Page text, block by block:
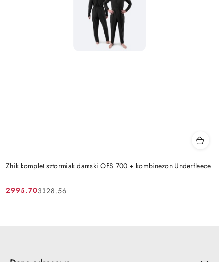
Zhik komplet sztormiak damski OFS 700 + kombinezon Underfleece
Cena
2995.70
Cena
3328.56